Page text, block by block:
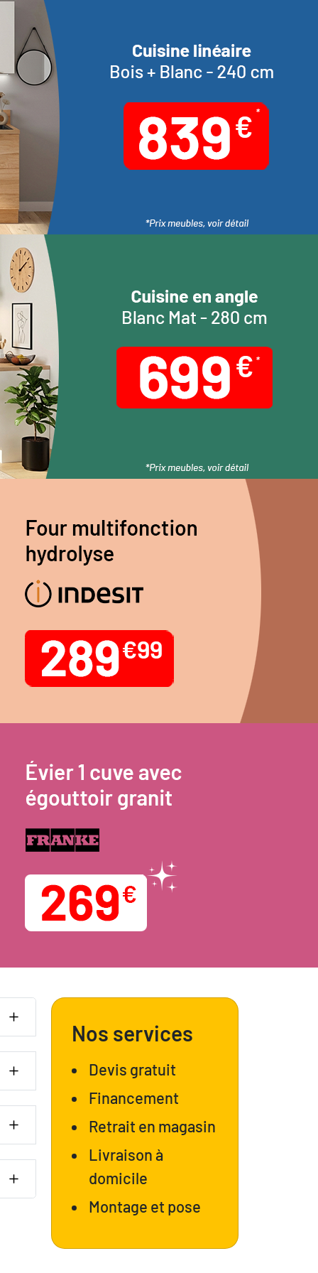
Nos services
Devis gratuit
Financement
Retrait en magasin
Livraison à
domicile
Montage et pose